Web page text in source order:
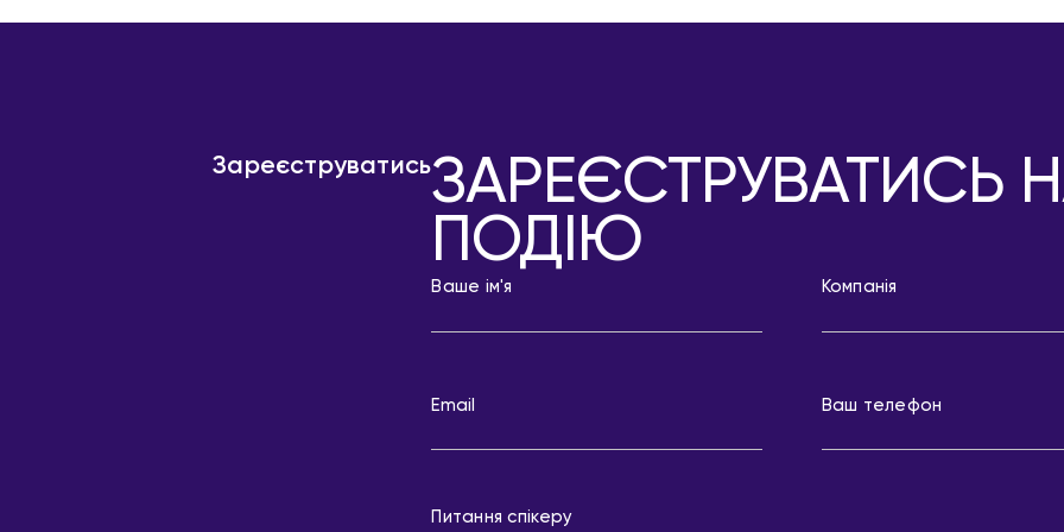
ЗареєструватисьЗАРЕЄСТРУВАТИСЬ
ПОДІЮ